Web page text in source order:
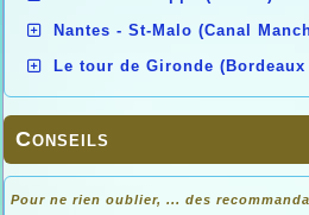
Nantes - St-Malo (Canal
Le tour de Gironde
Conseils
Pour ne rien oublier, ... des